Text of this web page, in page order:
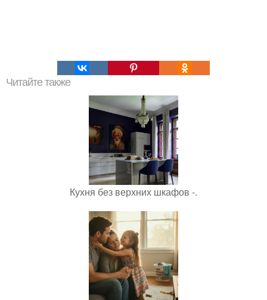
Читайте также
Кухня без верхних шкафов -.